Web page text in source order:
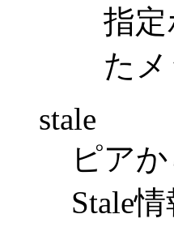
指
た
stale
ピア
Stale